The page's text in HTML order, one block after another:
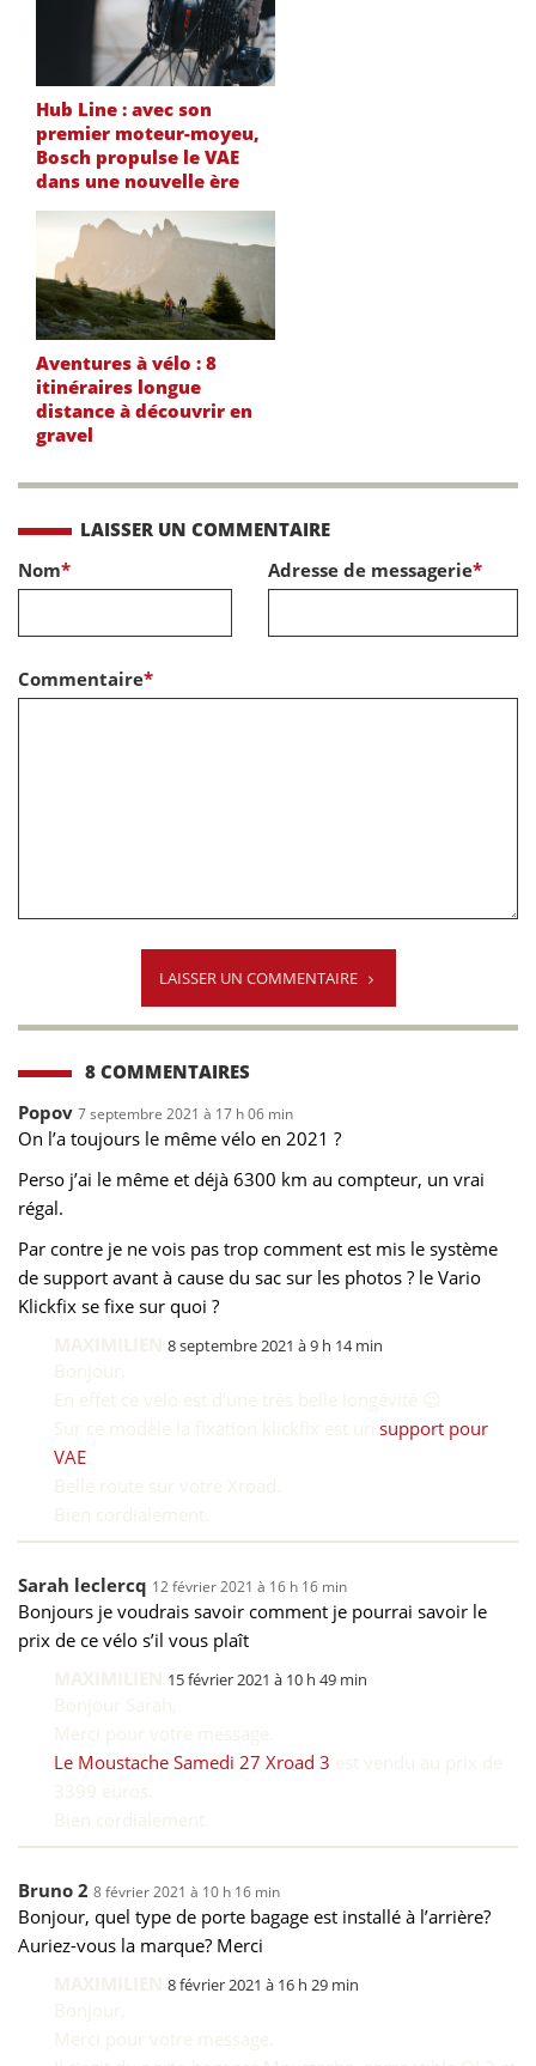
Hub Line : avec son
premier moteur-moyeu,
Bosch propulse le VAE
dans une nouvelle ère
Aventures à vélo : 8
itinéraires longue
distance à découvrir en
gravel
LAISSER UN COMMENTAIRE
Nom* Adresse de messagerie*
Commentaire*
LAISSER UN COMMENTAIRE
8 COMMENTAIRES
Popov 7 septembre 2021 à 17 h 06 min
On l’a toujours le même vélo en 2021 ?
Perso j’ai le même et déjà 6300 km au compteur, un vrai
régal.
Par contre je ne vois pas trop comment est mis le système
de support avant à cause du sac sur les photos ? le Vario
Klickfix se fixe sur quoi ?
8 septembre 2021 à 9 h 14 min
support pour
VAE
Sarah leclercq 12 février 2021 à 16 h 16 min
Bonjours je voudrais savoir comment je pourrai savoir le
prix de ce vélo s’il vous plaît
15 février 2021 à 10 h 49 min
Le Moustache Samedi 27 Xroad 3
Bruno 2 8 février 2021 à 10 h 16 min
Bonjour, quel type de porte bagage est installé à l’arrière?
Auriez-vous la marque? Merci
8 février 2021 à 16 h 29 min